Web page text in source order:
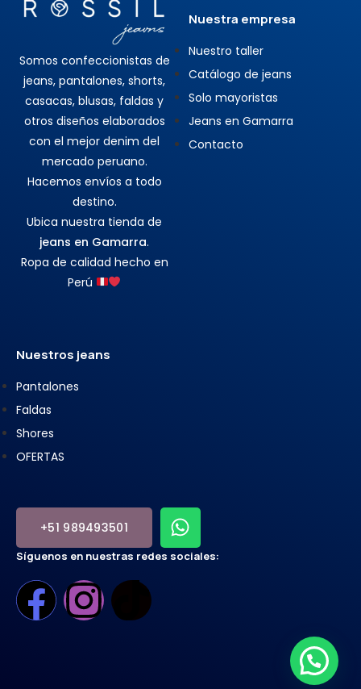
Somos confeccionistas de
jeans, pantalones, shorts,
casacas, blusas, faldas y
otros diseños elaborados
con el mejor denim del
mercado peruano.
Hacemos envíos a todo
destino.
Ubica nuestra tienda de
jeans en Gamarra.
Ropa de calidad hecho en
Perú
Nuestra empresa
Nuestro taller
Catálogo de jeans
Solo mayoristas
Jeans en Gamarra
Contacto
Nuestros jeans
Pantalones
Faldas
Shores
OFERTAS
+51 989493501
Síguenos en nuestras redes sociales: